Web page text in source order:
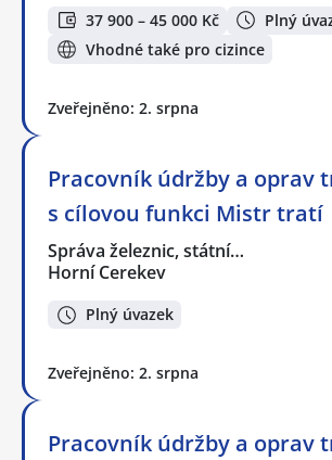
37 900 – 45 000 Kč
Plný
Vhodné také pro cizince
Zveřejněno: 2. srpna
Pracovník údržby a oprav
s cílovou funkci Mistr tratí
Správa železnic, státní…
Horní Cerekev
Plný úvazek
Zveřejněno: 2. srpna
Pracovník údržby a oprav